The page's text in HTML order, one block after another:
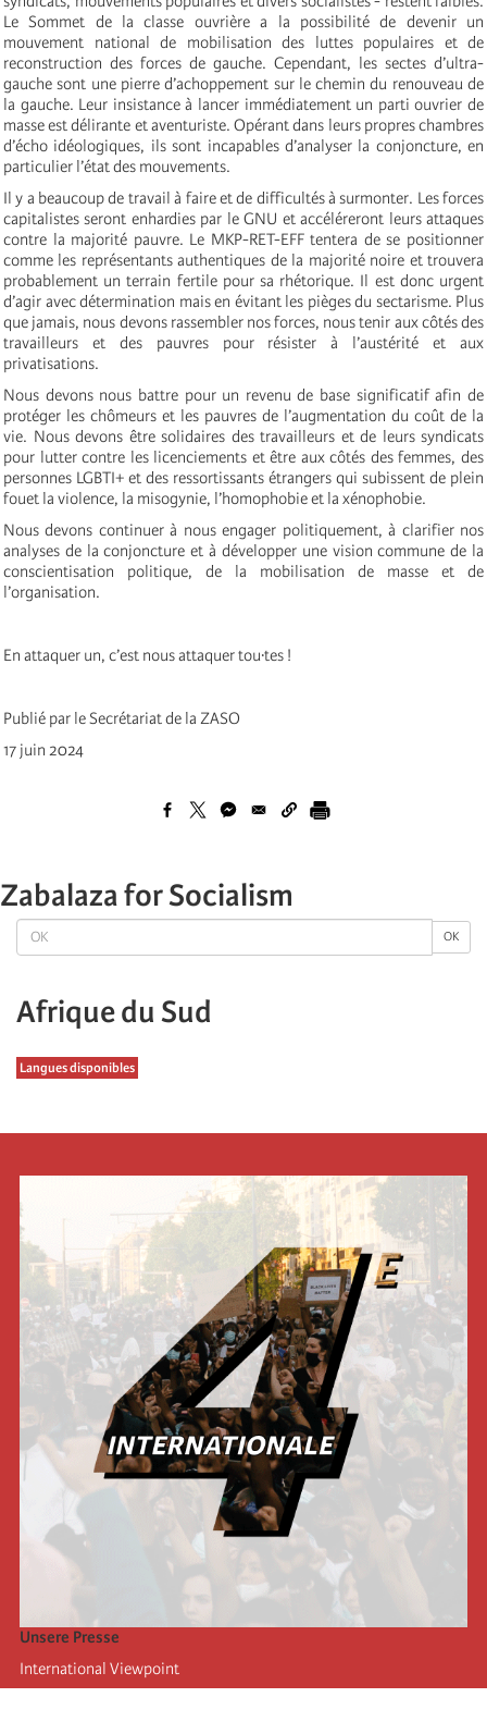
OK OK
Afrique du Sud
Langues disponibles
Le Sommet de la classe ouvrière a la possibilité de devenir un
mouvement national de mobilisation des luttes populaires et de
reconstruction des forces de gauche. Cependant, les sectes d’ultra-
gauche sont une pierre d’achoppement sur le chemin du renouveau de
la gauche. Leur insistance à lancer immédiatement un parti ouvrier de
masse est délirante et aventuriste. Opérant dans leurs propres chambres
d’écho idéologiques, ils sont incapables d’analyser la conjoncture, en
particulier l’état des mouvements.
Il y a beaucoup de travail à faire et de difficultés à surmonter. Les forces
capitalistes seront enhardies par le GNU et accéléreront leurs attaques
contre la majorité pauvre. Le MKP-RET-EFF tentera de se positionner
comme les représentants authentiques de la majorité noire et trouvera
probablement un terrain fertile pour sa rhétorique. Il est donc urgent
d’agir avec détermination mais en évitant les pièges du sectarisme. Plus
que jamais, nous devons rassembler nos forces, nous tenir aux côtés des
travailleurs et des pauvres pour résister à l’austérité et aux
privatisations.
Nous devons nous battre pour un revenu de base significatif afin de
protéger les chômeurs et les pauvres de l’augmentation du coût de la
vie. Nous devons être solidaires des travailleurs et de leurs syndicats
pour lutter contre les licenciements et être aux côtés des femmes, des
personnes LGBTI+ et des ressortissants étrangers qui subissent de plein
fouet la violence, la misogynie, l’homophobie et la xénophobie.
Nous devons continuer à nous engager politiquement, à clarifier nos
analyses de la conjoncture et à développer une vision commune de la
conscientisation politique, de la mobilisation de masse et de
l’organisation.
En attaquer un, c’est nous attaquer tou·tes !
Publié par le Secrétariat de la ZASO
17 juin 2024
Zabalaza for Socialism
Unsere Presse
International Viewpoint